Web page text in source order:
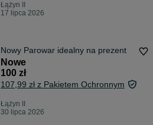
Łążyn II
17 lipca 2026
Nowy Parowar idealny na prezent
Nowe
100 zł
107,99 zł z Pakietem Ochronnym
Łążyn II
30 lipca 2026